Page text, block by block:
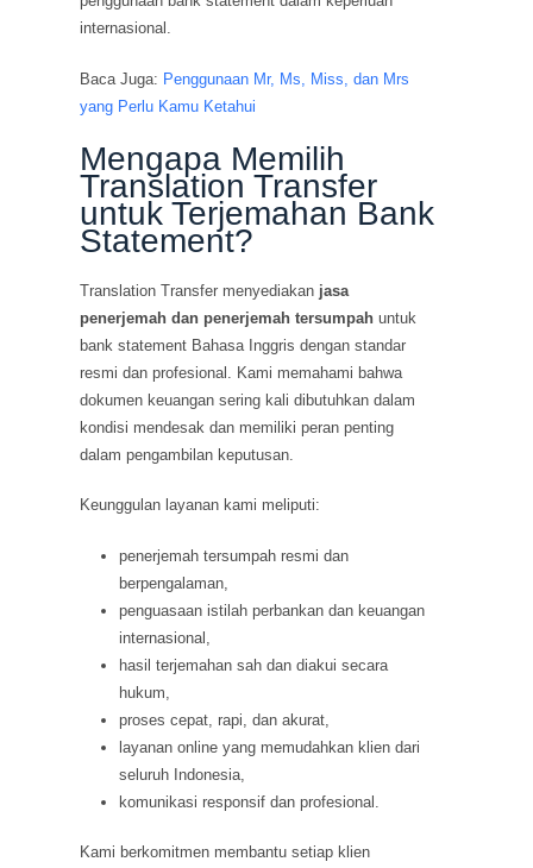
internasional.
Baca Juga: Penggunaan Mr, Ms, Miss, dan Mrs
yang Perlu Kamu Ketahui
Mengapa Memilih
Translation Transfer
untuk Terjemahan Bank
Statement?
Translation Transfer menyediakan jasa
penerjemah dan penerjemah tersumpah untuk
bank statement Bahasa Inggris dengan standar
resmi dan profesional. Kami memahami bahwa
dokumen keuangan sering kali dibutuhkan dalam
kondisi mendesak dan memiliki peran penting
dalam pengambilan keputusan.
Keunggulan layanan kami meliputi:
penerjemah tersumpah resmi dan
berpengalaman,
penguasaan istilah perbankan dan keuangan
internasional,
hasil terjemahan sah dan diakui secara
hukum,
proses cepat, rapi, dan akurat,
layanan online yang memudahkan klien dari
seluruh Indonesia,
komunikasi responsif dan profesional.
Kami berkomitmen membantu setiap klien